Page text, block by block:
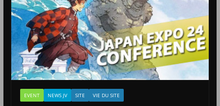
EVENT NEWS JV SITE VIE DU SITE